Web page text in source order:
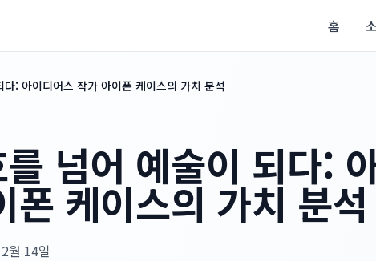
홈
: 아이디어스 작가 아이폰 케이스의 가치 분석
넘어 예술이 되다:
폰 케이스의 가치 분석
월 14일